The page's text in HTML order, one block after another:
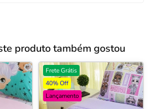
produto também gostou
Frete Grátis
40% Off
Lançamento